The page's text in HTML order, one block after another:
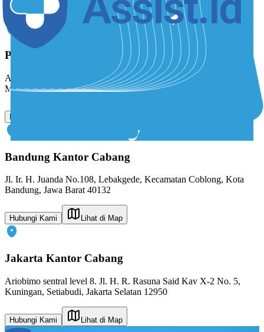
klinik Anda.
Pekanbaru Kantor Pusat
Assist.ID Main Office, Jl. Palaraya No.325, Arengka, Kec.
Marpoyan Damai, Kota Pekanbaru, Riau 28294
Bandung Kantor Cabang
Jl. Ir. H. Juanda No.108, Lebakgede, Kecamatan Coblong, Kota
Bandung, Jawa Barat 40132
Hubungi Kami Lihat di Map
Jakarta Kantor Cabang
Ariobimo sentral level 8. Jl. H. R. Rasuna Said Kav X-2 No. 5,
Kuningan, Setiabudi, Jakarta Selatan 12950
Hubungi Kami Lihat di Map